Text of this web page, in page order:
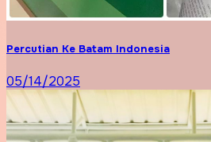
Percutian Ke Batam Indonesia
05/14/2025